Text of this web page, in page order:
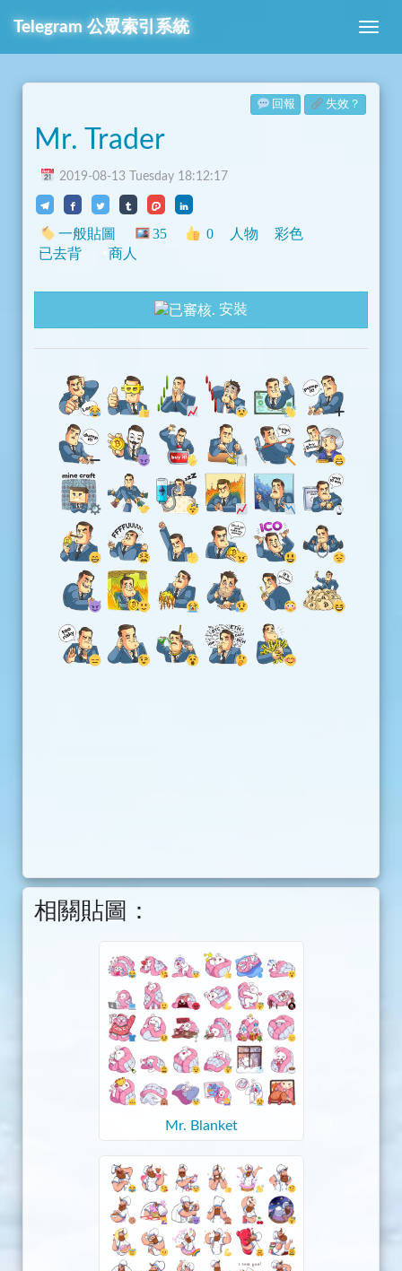
Telegram 公眾索引系統
回報 失效？
Mr. Trader
2019-08-13 Tuesday 18:12:17
一般貼圖 35 0 人物
彩色
已去背
商人
安裝
相關貼圖：
Mr. Blanket